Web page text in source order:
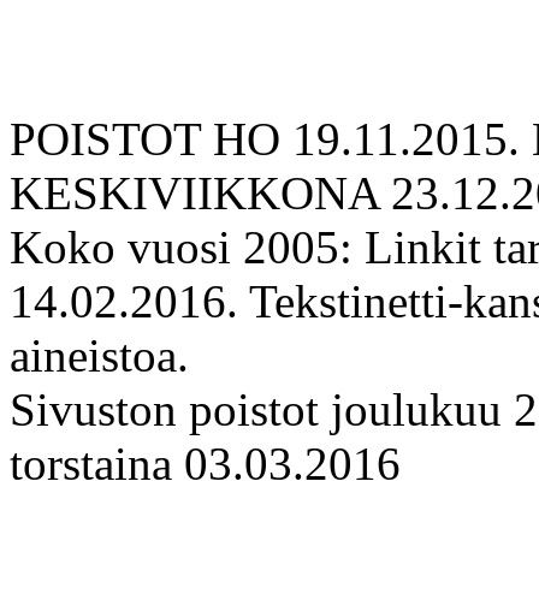
POISTOT HO
KESKIVIIKKONA
Koko vuosi 2005: Linkit
14.02.2016. Tekstinetti-
aineistoa.
Sivuston poistot joulukuu
torstaina 03.03.2016